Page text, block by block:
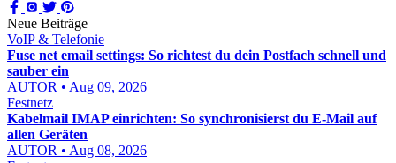
Neue Beiträge
VoIP & Telefonie
Fuse net email settings: So richtest du dein Postfach schnell und
sauber ein
AUTOR • Aug 09, 2026
Festnetz
Kabelmail IMAP einrichten: So synchronisierst du E-Mail auf
allen Geräten
AUTOR • Aug 08, 2026